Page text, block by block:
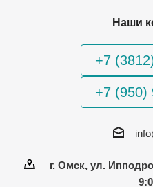
Наши
+7
+7 (950)
г. Омск, ул.